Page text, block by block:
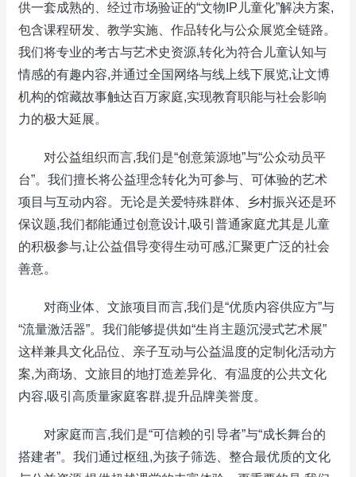
供一套成熟的、经过市场验证的“文物IP儿童化”解决方案,
包含课程研发、教学实施、作品转化与公众展览全链路。
我们将专业的考古与艺术史资源,转化为符合儿童认知与
情感的有趣内容,并通过全国网络与线上线下展览,让文博
机构的馆藏故事触达百万家庭,实现教育职能与社会影响
力的极大延展。
对公益组织而言,我们是“创意策源地”与“公众动员平
台”。我们擅长将公益理念转化为可参与、可体验的艺术
项目与互动内容。无论是关爱特殊群体、乡村振兴还是环
保议题,我们都能通过创意设计,吸引普通家庭尤其是儿童
的积极参与,让公益倡导变得生动可感,汇聚更广泛的社会
善意。
对商业体、文旅项目而言,我们是“优质内容供应方”与
“流量激活器”。我们能够提供如“生肖主题沉浸式艺术展”
这样兼具文化品位、亲子互动与公益温度的定制化活动方
案,为商场、文旅目的地打造差异化、有温度的公共文化
内容,吸引高质量家庭客群,提升品牌美誉度。
对家庭而言,我们是“可信赖的引导者”与“成长舞台的
搭建者”。我们通过枢纽,为孩子筛选、整合最优质的文化